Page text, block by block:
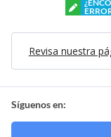
Revisa nuestra
Síguenos en: